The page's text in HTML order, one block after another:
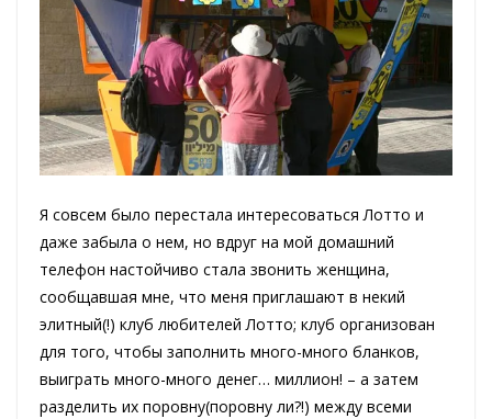
Я совсем было перестала интересоваться Лотто и
даже забыла о нем, но вдруг на мой домашний
телефон настойчиво стала звонить женщина,
сообщавшая мне, что меня приглашают в некий
элитный(!) клуб любителей Лотто; клуб организован
для того, чтобы заполнить много-много бланков,
выиграть много-много денег… миллион! – а затем
разделить их поровну(поровну ли?!) между всеми